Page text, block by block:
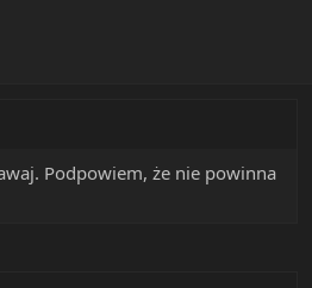
Podpowiem, że nie powinna